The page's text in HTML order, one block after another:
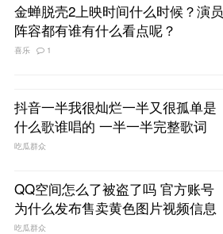
金蝉脱壳2上映时间什么时候？演员
阵容都有谁有什么看点呢？
喜乐 1
抖音一半我很灿烂一半又很孤单是
什么歌谁唱的 一半一半完整歌词
吃瓜群众
QQ空间怎么了被盗了吗 官方账号
为什么发布售卖黄色图片视频信息
吃瓜群众